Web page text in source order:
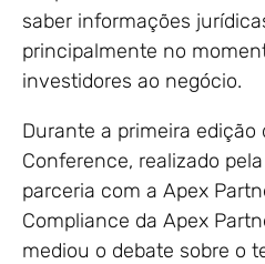
saber informações
principalmente no
investidores ao negócio.
Durante a primeira edição
Conference, realizado
parceria com a Apex
Compliance da Apex
mediou o debate sobre o